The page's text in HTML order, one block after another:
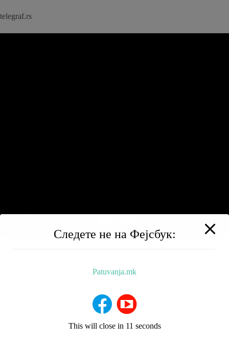
telegraf.rs
BALKAN TRIP
НИЗ МАКЕДОНИЈА
Следете не на Фејсбук:
Patuvanja.mk
This will close in 10 seconds